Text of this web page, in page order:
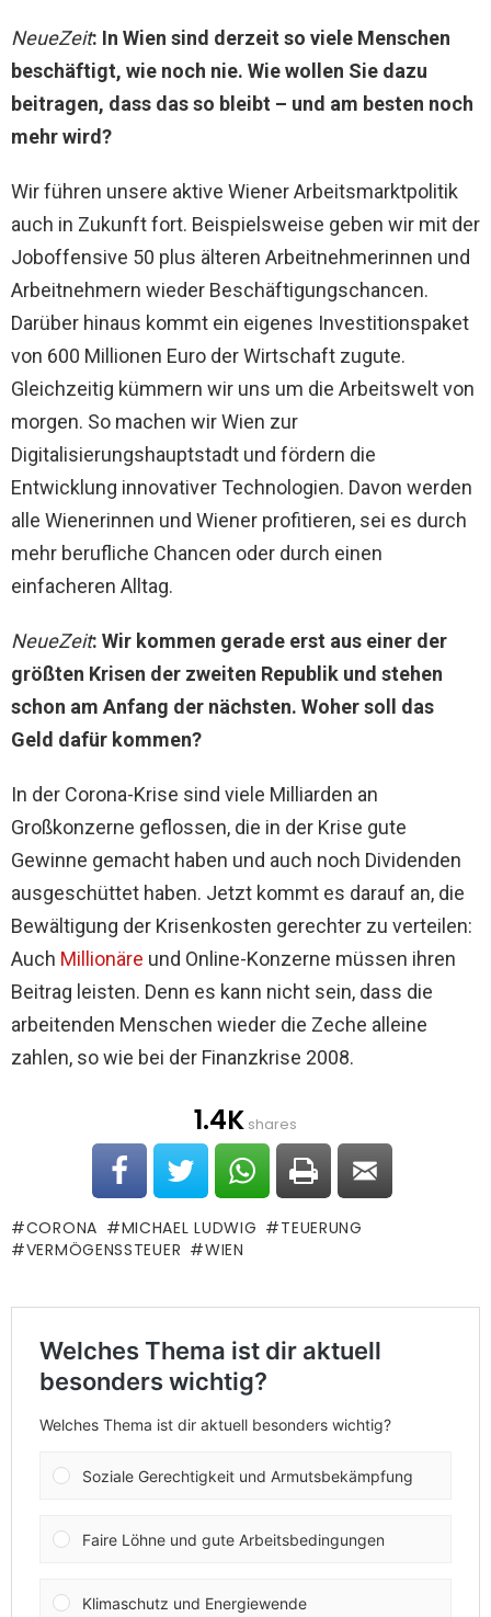
NeueZeit: In Wien sind derzeit so viele Menschen
beschäftigt, wie noch nie. Wie wollen Sie dazu
beitragen, dass das so bleibt – und am besten noch
mehr wird?
Wir führen unsere aktive Wiener Arbeitsmarktpolitik
auch in Zukunft fort. Beispielsweise geben wir mit der
Joboffensive 50 plus älteren Arbeitnehmerinnen und
Arbeitnehmern wieder Beschäftigungschancen.
Darüber hinaus kommt ein eigenes Investitionspaket
von 600 Millionen Euro der Wirtschaft zugute.
Gleichzeitig kümmern wir uns um die Arbeitswelt von
morgen. So machen wir Wien zur
Digitalisierungshauptstadt und fördern die
Entwicklung innovativer Technologien. Davon werden
alle Wienerinnen und Wiener profitieren, sei es durch
mehr berufliche Chancen oder durch einen
einfacheren Alltag.
NeueZeit: Wir kommen gerade erst aus einer der
größten Krisen der zweiten Republik und stehen
schon am Anfang der nächsten. Woher soll das
Geld dafür kommen?
In der Corona-Krise sind viele Milliarden an
Großkonzerne geflossen, die in der Krise gute
Gewinne gemacht haben und auch noch Dividenden
ausgeschüttet haben. Jetzt kommt es darauf an, die
Bewältigung der Krisenkosten gerechter zu verteilen:
Auch Millionäre und Online-Konzerne müssen ihren
Beitrag leisten. Denn es kann nicht sein, dass die
arbeitenden Menschen wieder die Zeche alleine
zahlen, so wie bei der Finanzkrise 2008.
1.4K shares
CORONA MICHAEL LUDWIG
TEUERUNG
VERMÖGENSSTEUER
WIEN